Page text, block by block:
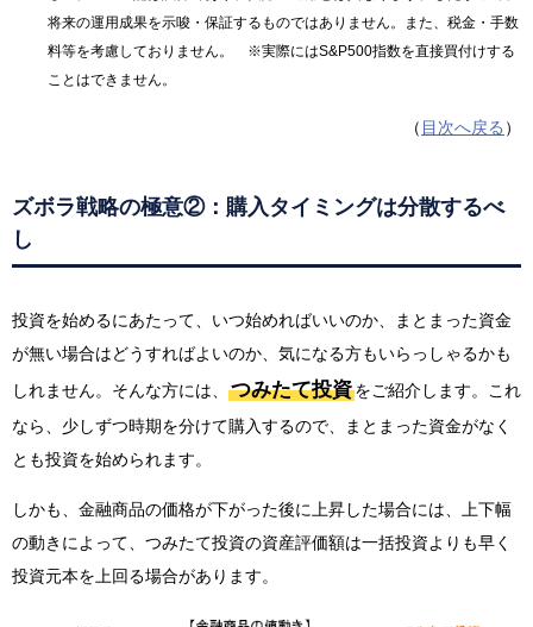
将来の運用成果を示唆・保証するものではありません。また、税金・手数
料等を考慮しておりません。 ※実際にはS&P500指数を直接買付けする
ことはできません。
（ 目次へ戻る ）
ズボラ戦略の極意②：購入タイミングは分散するべ
し
投資を始めるにあたって、いつ始めればいいのか、まとまった資金
が無い場合はどうすればよいのか、気になる方もいらっしゃるかも
しれません。そんな方には、
つみたて投資をご紹介します。これ
なら、少しずつ時期を分けて購入するので、まとまった資金がなく
とも投資を始められます。
しかも、金融商品の価格が下がった後に上昇した場合には、上下幅
の動きによって、つみたて投資の資産評価額は一括投資よりも早く
投資元本を上回る場合があります。